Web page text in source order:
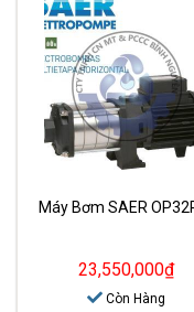
Máy Bơm SAER
23,550,000₫
Còn Hàng